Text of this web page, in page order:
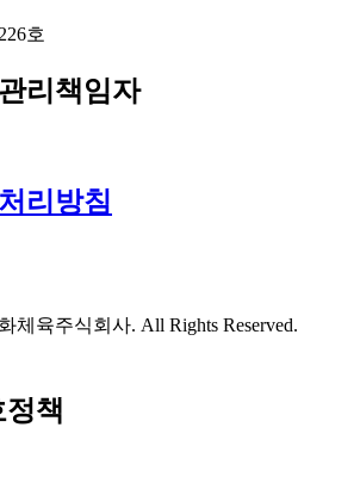
호
리책임자
리방침
체육주식회사. All Rights Reserved.
책